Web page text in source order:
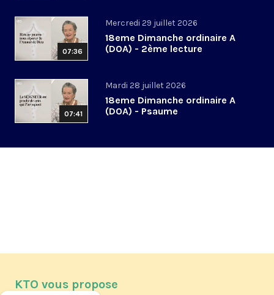
07:36
Mercredi 29 juillet 2026
18eme Dimanche ordinaire A
(DOA) - 2ème lecture
07:41
Mardi 28 juillet 2026
18eme Dimanche ordinaire A
(DOA) - Psaume
KTO vous propose